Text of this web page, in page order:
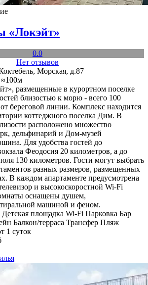
«Локэйт»
0.0
Нет отзывов
Морская, д.87
≈100м
размещенные в курортном поселке
близостью к морю - всего 100
береговой линии. Комплекс находится
коттеджного поселка Дим. В
расположено множество
дельфинарий и Дом-музей
Для удобства гостей до
Феодосия 20 километров, а до
130 километров. Гости могут выбрать
разных размеров, размещенных
В каждом апартаменте предусмотрена
и высокоскоростной Wi-Fi
оснащены душем,
машиной и феном.
Детская площадка Wi-Fi Парковка Бар
Балкон/терраса Трансфер Пляж
1 суток